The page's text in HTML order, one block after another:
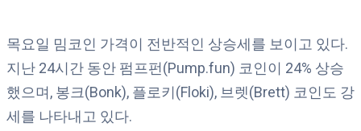
목요일 밈코인 가격이 전반적인 상승세를 보이고 있다.
지난 24시간 동안 펌프펀(Pump.fun) 코인이 24% 상승
했으며, 봉크(Bonk), 플로키(Floki), 브렛(Brett) 코인도 강
세를 나타내고 있다.